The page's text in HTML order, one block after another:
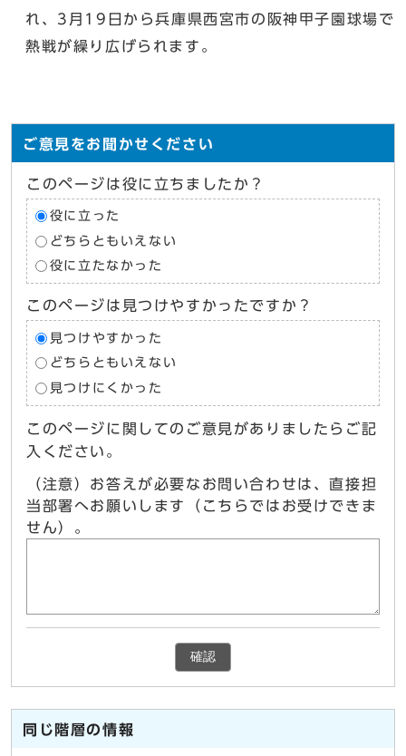
れ、3月19日から兵庫県西宮市の阪神甲子園球場で
熱戦が繰り広げられます。
ご意見をお聞かせください
このページは役に立ちましたか？
役に立った
どちらともいえない
役に立たなかった
このページは見つけやすかったですか？
見つけやすかった
どちらともいえない
見つけにくかった
このページに関してのご意見がありましたらご記
入ください。
（注意）お答えが必要なお問い合わせは、直接担
当部署へお願いします（こちらではお受けできま
せん）。
確認
同じ階層の情報